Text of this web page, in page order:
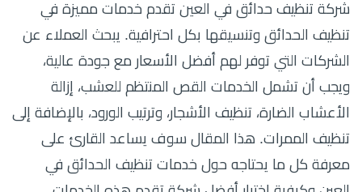
شركة تنظيف حدائق في العين تقدم خدمات مميزة في
تنظيف الحدائق وتنسيقها بكل احترافية. يبحث العملاء عن
الشركات التي توفر لهم أفضل الأسعار مع جودة عالية،
ويجب أن تشمل الخدمات القص المنتظم للعشب، إزالة
الأعشاب الضارة، تنظيف الأشجار، وترتيب الورود، بالإضافة إلى
تنظيف الممرات. هذا المقال سوف يساعد القارئ على
معرفة كل ما يحتاجه حول خدمات تنظيف الحدائق في